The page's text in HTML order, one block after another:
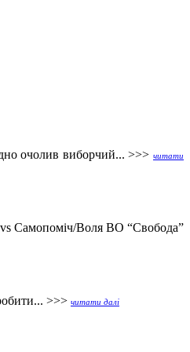
очолив виборчий... >>> читати
vs Самопоміч/Воля ВО “Свобода”
>>> читати далі